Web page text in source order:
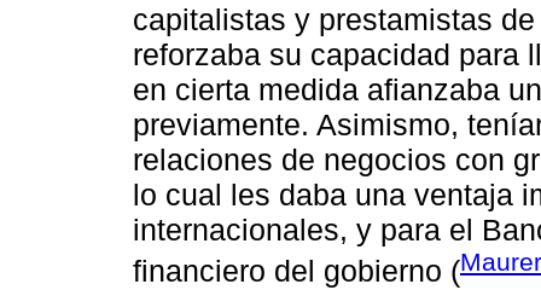
capitalistas y prestamistas
reforzaba su capacidad para
en cierta medida afianzaba
previamente. Asimismo,
relaciones de negocios con
lo cual les daba una ventaja
internacionales, y para el
financiero del gobierno (